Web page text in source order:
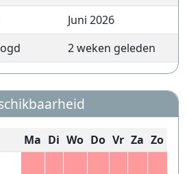
Juni 2026
2 weken geleden
Ma Di Wo Do Vr Za Zo